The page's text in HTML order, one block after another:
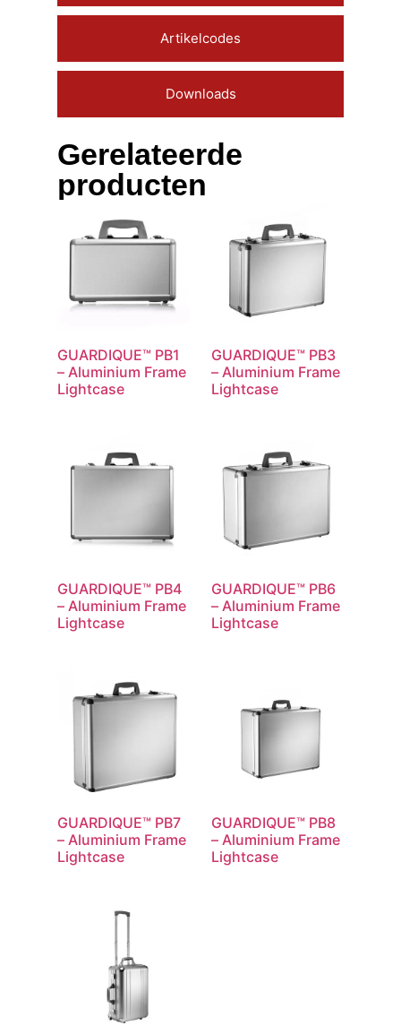
Artikelcodes
Downloads
Gerelateerde
producten
GUARDIQUE™ PB1
– Aluminium Frame
Lightcase
GUARDIQUE™ PB3
– Aluminium Frame
Lightcase
GUARDIQUE™ PB4
– Aluminium Frame
Lightcase
GUARDIQUE™ PB6
– Aluminium Frame
Lightcase
GUARDIQUE™ PB7
– Aluminium Frame
Lightcase
GUARDIQUE™ PB8
– Aluminium Frame
Lightcase